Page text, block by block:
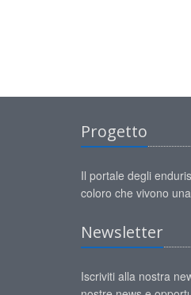
Progetto
Il portale degli
coloro che vivono
Newsletter
Iscriviti alla nostra